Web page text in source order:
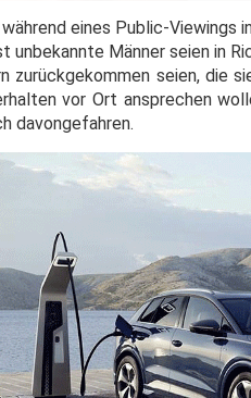
eines Public-Viewings
Männer seien in
zurückgekommen seien, die
vor Ort ansprechen
davongefahren.